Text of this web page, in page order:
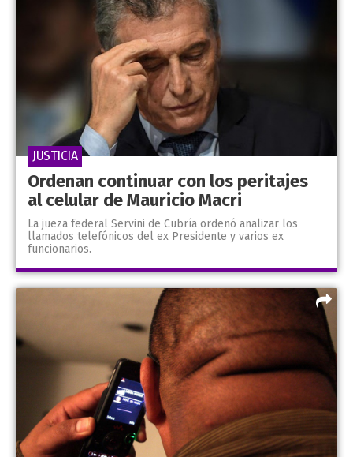
Ordenan continuar con los peritajes
al celular de Mauricio Macri
La jueza federal Servini de Cubría ordenó analizar los
llamados telefónicos del ex Presidente y varios ex
funcionarios.
JUSTICIA